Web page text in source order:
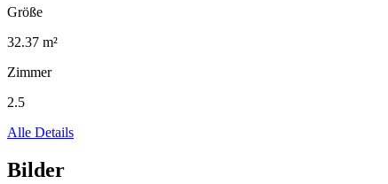
Größe
32.37 m²
Zimmer
2.5
Alle Details
Bilder